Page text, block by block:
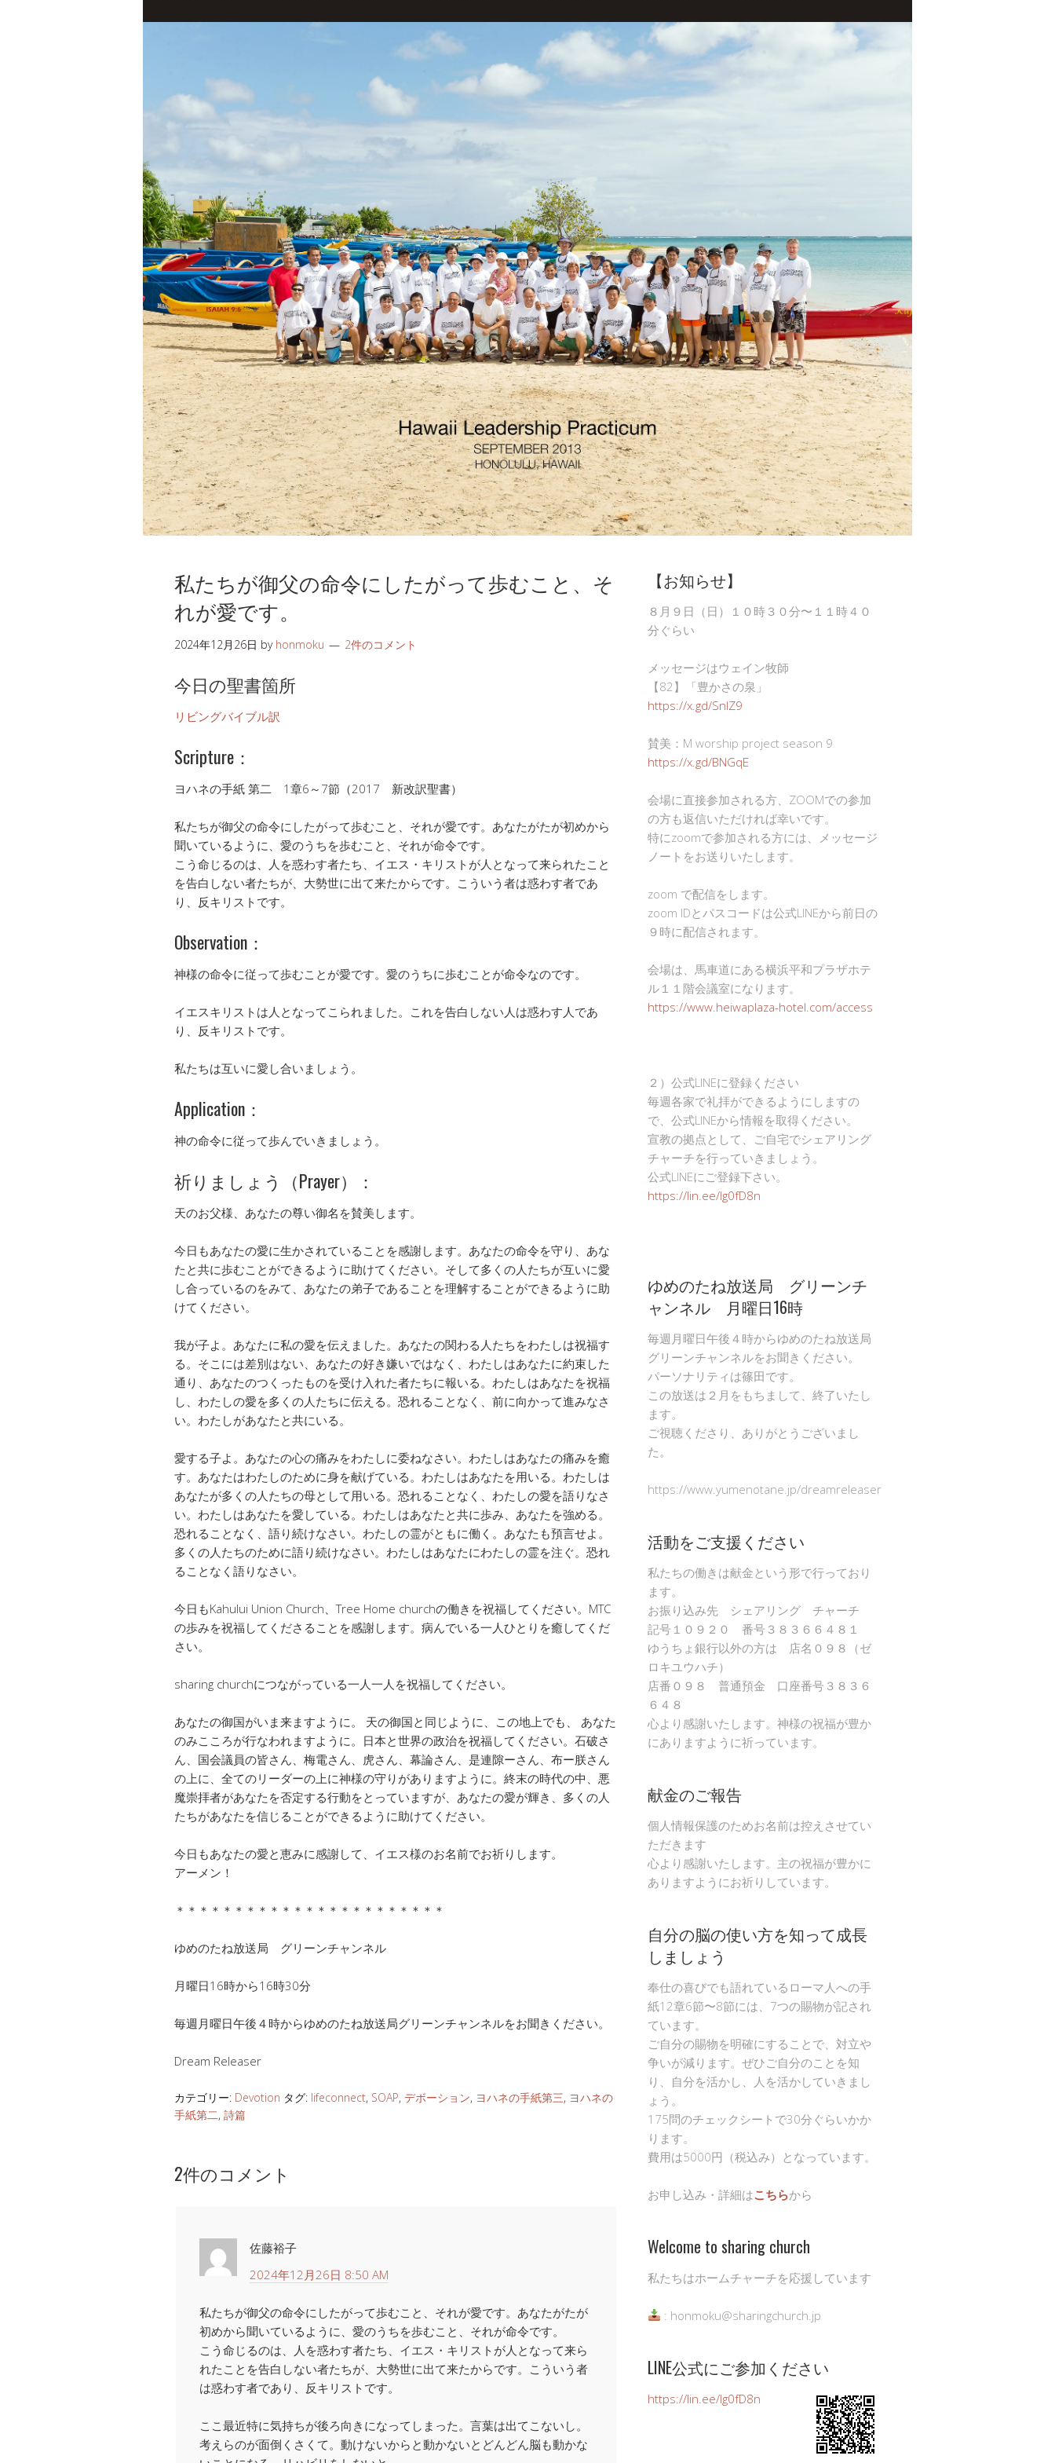
私たちが御父の命令にしたがって歩むこと、そ
れが愛です。
2024年12月26日 by honmoku 2件のコメント
今日の聖書箇所
リビングバイブル訳
Scripture：
ヨハネの手紙 第二 1章6～7節（2017 新改訳聖書）
私たちが御父の命令にしたがって歩むこと、それが愛です。あなたがたが初めから
聞いているように、愛のうちを歩むこと、それが命令です。
こう命じるのは、人を惑わす者たち、イエス・キリストが人となって来られたこと
を告白しない者たちが、大勢世に出て来たからです。こういう者は惑わす者であ
り、反キリストです。
Observation：
神様の命令に従って歩むことが愛です。愛のうちに歩むことが命令なのです。
イエスキリストは人となってこられました。これを告白しない人は惑わす人であ
り、反キリストです。
私たちは互いに愛し合いましょう。
Application：
神の命令に従って歩んでいきましょう。
祈りましょう（Prayer）：
天のお父様、あなたの尊い御名を賛美します。
今日もあなたの愛に生かされていることを感謝します。あなたの命令を守り、あな
たと共に歩むことができるように助けてください。そして多くの人たちが互いに愛
し合っているのをみて、あなたの弟子であることを理解することができるように助
けてください。
我が子よ。あなたに私の愛を伝えました。あなたの関わる人たちをわたしは祝福す
る。そこには差別はない、あなたの好き嫌いではなく、わたしはあなたに約束した
通り、あなたのつくったものを受け入れた者たちに報いる。わたしはあなたを祝福
し、わたしの愛を多くの人たちに伝える。恐れることなく、前に向かって進みなさ
い。わたしがあなたと共にいる。
愛する子よ。あなたの心の痛みをわたしに委ねなさい。わたしはあなたの痛みを癒
す。あなたはわたしのために身を献げている。わたしはあなたを用いる。わたしは
あなたが多くの人たちの母として用いる。恐れることなく、わたしの愛を語りなさ
い。わたしはあなたを愛している。わたしはあなたと共に歩み、あなたを強める。
恐れることなく、語り続けなさい。わたしの霊がともに働く。あなたも預言せよ。
多くの人たちのために語り続けなさい。わたしはあなたにわたしの霊を注ぐ。恐れ
ることなく語りなさい。
今日もKahului Union Church、Tree Home churchの働きを祝福してください。MTC
の歩みを祝福してくださることを感謝します。病んでいる一人ひとりを癒してくだ
さい。
sharing churchにつながっている一人一人を祝福してください。
あなたの御国がいま来ますように。 天の御国と同じように、この地上でも、 あなた
のみこころが行なわれますように。日本と世界の政治を祝福してください。石破さ
ん、国会議員の皆さん、梅電さん、虎さん、幕論さん、是連隙ーさん、布ー朕さん
の上に、全てのリーダーの上に神様の守りがありますように。終末の時代の中、悪
魔崇拝者があなたを否定する行動をとっていますが、あなたの愛が輝き、多くの人
たちがあなたを信じることができるように助けてください。
今日もあなたの愛と恵みに感謝して、イエス様のお名前でお祈りします。
アーメン！
＊＊＊＊＊＊＊＊＊＊＊＊＊＊＊＊＊＊＊＊＊＊＊
ゆめのたね放送局 グリーンチャンネル
月曜日16時から16時30分
毎週月曜日午後４時からゆめのたね放送局グリーンチャンネルをお聞きください。
Dream Releaser
カテゴリー: Devotion タグ: lifeconnect, SOAP, デボーション, ヨハネの手紙第三, ヨハネの
手紙第二, 詩篇
2件のコメント
佐藤裕子
2024年12月26日 8:50 AM
私たちが御父の命令にしたがって歩むこと、それが愛です。あなたがたが
初めから聞いているように、愛のうちを歩むこと、それが命令です。
こう命じるのは、人を惑わす者たち、イエス・キリストが人となって来ら
れたことを告白しない者たちが、大勢世に出て来たからです。こういう者
は惑わす者であり、反キリストです。
ここ最近特に気持ちが後ろ向きになってしまった。言葉は出てこないし。
考えらのが面倒くさくて。動けないからと動かないとどんどん脳も動かな
【お知らせ】
８月９日（日）１０時３０分〜１１時４０
分ぐらい
メッセージはウェイン牧師
【82】「豊かさの泉」
https://x.gd/SnlZ9
賛美：M worship project season 9
https://x.gd/BNGqE
会場に直接参加される方、ZOOMでの参加
の方も返信いただければ幸いです。
特にzoomで参加される方には、メッセージ
ノートをお送りいたします。
zoom で配信をします。
zoom IDとパスコードは公式LINEから前日の
９時に配信されます。
会場は、馬車道にある横浜平和プラザホテ
ル１１階会議室になります。
https://www.heiwaplaza-hotel.com/access
２）公式LINEに登録ください
毎週各家で礼拝ができるようにしますの
で、公式LINEから情報を取得ください。
宣教の拠点として、ご自宅でシェアリング
チャーチを行っていきましょう。
公式LINEにご登録下さい。
https://lin.ee/Ig0fD8n
ゆめのたね放送局 グリーンチ
ャンネル 月曜日16時
毎週月曜日午後４時からゆめのたね放送局
グリーンチャンネルをお聞きください。
パーソナリティは篠田です。
この放送は２月をもちまして、終了いたし
ます。
ご視聴くださり、ありがとうございまし
た。
https://www.yumenotane.jp/dreamreleaser
活動をご支援ください
私たちの働きは献金という形で行っており
ます。
お振り込み先 シェアリング チャーチ
記号１０９２０ 番号３８３６６４８１
ゆうちょ銀行以外の方は 店名０９８（ゼ
ロキユウハチ）
店番０９８ 普通預金 口座番号３８３６
６４８
心より感謝いたします。神様の祝福が豊か
にありますように祈っています。
献金のご報告
個人情報保護のためお名前は控えさせてい
ただきます
心より感謝いたします。主の祝福が豊かに
ありますようにお祈りしています。
自分の脳の使い方を知って成長
しましょう
奉仕の喜びでも語れているローマ人への手
紙12章6節〜8節には、7つの賜物が記され
ています。
ご自分の賜物を明確にすることで、対立や
争いが減ります。ぜひご自分のことを知
り、自分を活かし、人を活かしていきまし
ょう。
175問のチェックシートで30分ぐらいかか
ります。
費用は5000円（税込み）となっています。
お申し込み・詳細はこちらから
Welcome to sharing church
私たちはホームチャーチを応援しています
: honmoku@sharingchurch.jp
LINE公式にご参加ください
https://lin.ee/Ig0fD8n